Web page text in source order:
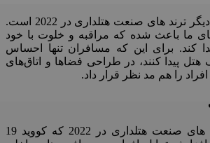
مسافرت انفرادی، از دیگر ترند های صنعت هتلداری در 2022 است.
ما باعث شده که مراقبه و خلوت با خود
کند. برای این‌ که مسافران تنها احساس
هتل پیدا کنند، در طراحی فضاها و اتاق‌های
افراد را هم مد نظر قرار داد.
یکی از مهم‌ترین ترند های صنعت هتلداری در 2022 که کووید 19